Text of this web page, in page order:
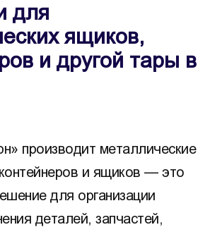
для
ящиков,
и другой тары в
производит металлические
и ящиков — это
для организации
деталей, запчастей,